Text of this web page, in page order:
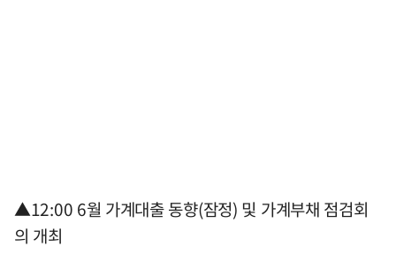
▲12:00 6월 가계대출 동향(잠정) 및 가계부채 점검회
의 개최